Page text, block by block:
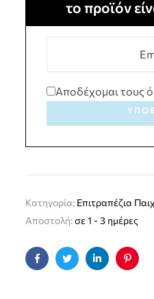
το προϊόν
Αποδέχομαι τους
Κατηγορία: Επιτραπέζια
Αποστολή:σε 1 - 3 ημέρες
FacebookTwitterLinkedin